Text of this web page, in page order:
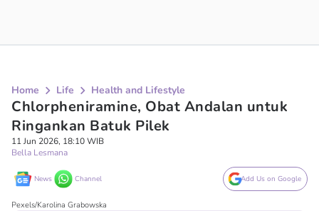
Home Life Health and Lifestyle
Chlorpheniramine, Obat Andalan untuk
Ringankan Batuk Pilek
11 Jun 2026, 18:10 WIB
Bella Lesmana
News Channel Add Us on Google
Pexels/Karolina Grabowska